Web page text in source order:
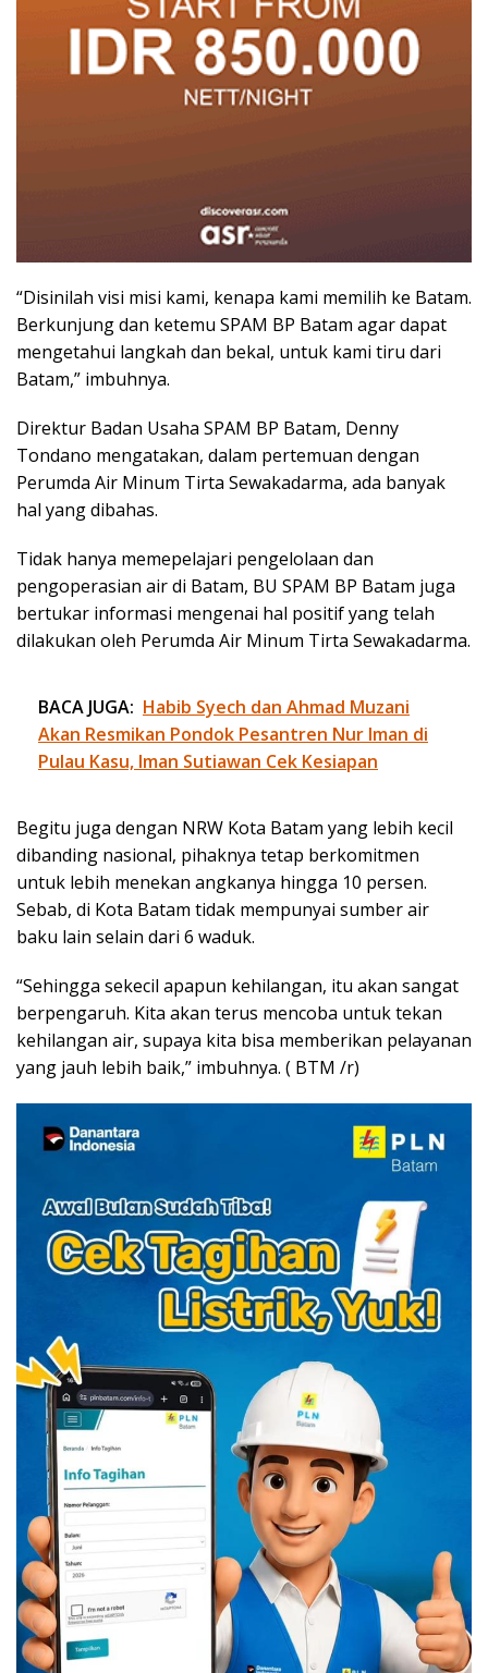
“Disinilah visi misi kami, kenapa kami memilih ke Batam.
Berkunjung dan ketemu SPAM BP Batam agar dapat
mengetahui langkah dan bekal, untuk kami tiru dari
Batam,” imbuhnya.
Direktur Badan Usaha SPAM BP Batam, Denny
Tondano mengatakan, dalam pertemuan dengan
Perumda Air Minum Tirta Sewakadarma, ada banyak
hal yang dibahas.
Tidak hanya memepelajari pengelolaan dan
pengoperasian air di Batam, BU SPAM BP Batam juga
bertukar informasi mengenai hal positif yang telah
dilakukan oleh Perumda Air Minum Tirta Sewakadarma.
BACA JUGA: Habib Syech dan Ahmad Muzani
Akan Resmikan Pondok Pesantren Nur Iman di
Pulau Kasu, Iman Sutiawan Cek Kesiapan
Begitu juga dengan NRW Kota Batam yang lebih kecil
dibanding nasional, pihaknya tetap berkomitmen
untuk lebih menekan angkanya hingga 10 persen.
Sebab, di Kota Batam tidak mempunyai sumber air
baku lain selain dari 6 waduk.
“Sehingga sekecil apapun kehilangan, itu akan sangat
berpengaruh. Kita akan terus mencoba untuk tekan
kehilangan air, supaya kita bisa memberikan pelayanan
yang jauh lebih baik,” imbuhnya. ( BTM /r)